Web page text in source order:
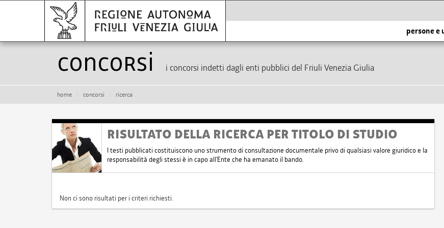
persone e
Concorsi i concorsi indetti dagli enti pubblici del Friuli Venezia Giulia
home concorsi ricerca
RISULTATO DELLA RICERCA PER TITOLO DI STUDIO
I testi pubblicati costituiscono uno strumento di consultazione documentale privo di qualsiasi valore giuridico e la
responsabilità degli stessi è in capo all'Ente che ha emanato il bando.
Non ci sono risultati per i criteri richiesti.